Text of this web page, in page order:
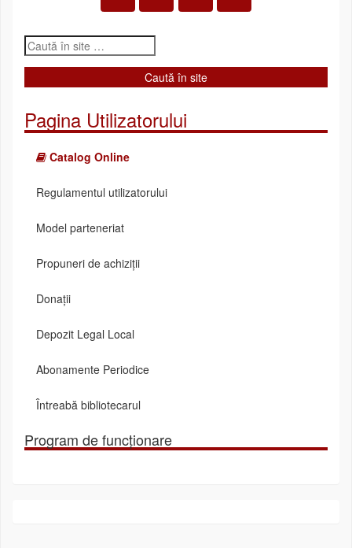
Pagina Utilizatorului
Catalog Online
Regulamentul utilizatorului
Model parteneriat
Propuneri de achiziții
Donații
Depozit Legal Local
Abonamente Periodice
Întreabă bibliotecarul
Program de funcționare